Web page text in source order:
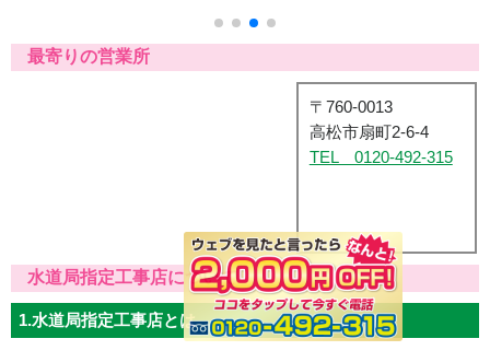
最寄りの営業所
〒760-0013
高松市扇町2-6-4
TEL 0120-492-315
水道局指定工事店について
1.水道局指定工事店とは